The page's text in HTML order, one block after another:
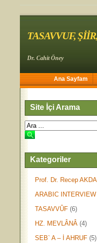
TASAVVUF,
Dr. Cahit Öney
Ana Sayfam
Site İçi Arama
Kategoriler
Prof. Dr. Recep
ARABIC INTERVIEW
TASAVVÛF (6)
HZ. MEVLÂNÂ (4)
SEB` A – İ AHRUF (5)